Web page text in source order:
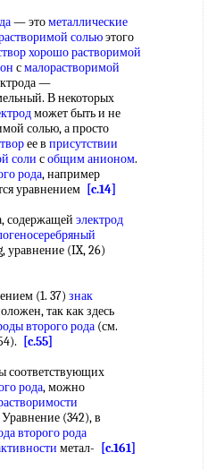
— этометаллические
сольюэтого
хорошо растворимой
смалорастворимой
—
В некоторых
может быть и не
солью, а просто
ее в присутствии
соли собщим анионом.
рода, например
уравнением [c.14]
содержащей электрод
уравнение (IX, 26)
(1. 37) знак
так как здесь
второго рода (см.
[c.55]
рода, можно
(342), в
второго рода
метал-
[c.161]